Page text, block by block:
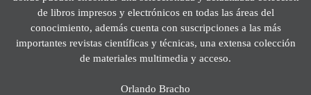
de libros impresos y electrónicos en todas las áreas del
conocimiento, además cuenta con suscripciones a las más
importantes revistas científicas y técnicas, una extensa colección
de materiales multimedia y acceso.
Orlando Bracho